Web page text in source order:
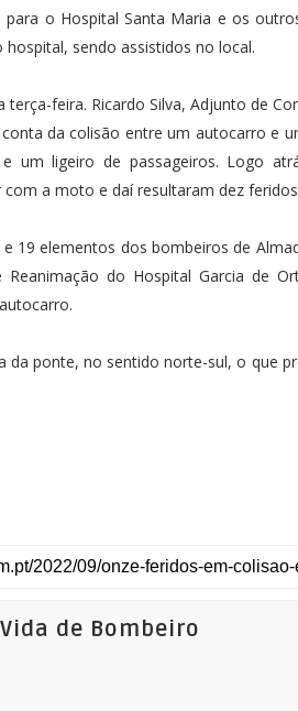
o Hospital Santa Maria e os
sendo assistidos no local.
terça-feira. Ricardo Silva, Adjunto de
da colisão entre um autocarro e
um ligeiro de passageiros. Logo
a moto e daí resultaram dez
19 elementos dos bombeiros de
Reanimação do Hospital Garcia de
da ponte, no sentido norte-sul, o que
de Bombeiro